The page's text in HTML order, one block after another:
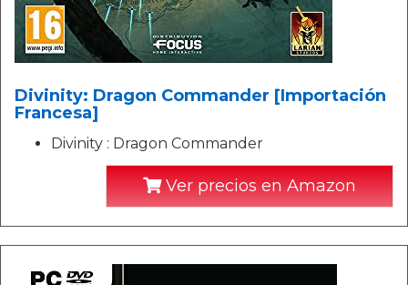
Divinity: Dragon Commander [Importación
Francesa]
Divinity : Dragon Commander
Ver precios en Amazon